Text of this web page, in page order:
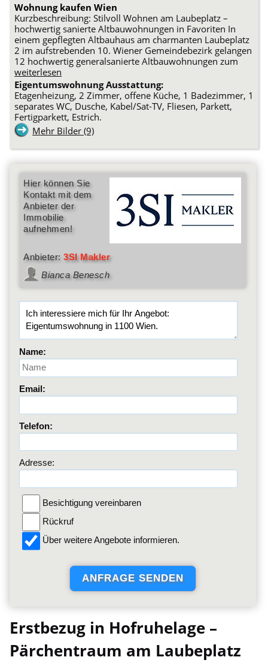
Wohnung kaufen Wien
Kurzbeschreibung: Stilvoll Wohnen am Laubeplatz –
hochwertig sanierte Altbauwohnungen in Favoriten In
einem gepflegten Altbauhaus am charmanten Laubeplatz
2 im aufstrebenden 10. Wiener Gemeindebezirk gelangen
12 hochwertig generalsanierte Altbauwohnungen zum
weiterlesen
Eigentumswohnung Ausstattung:
Etagenheizung, 2 Zimmer, offene Küche, 1 Badezimmer, 1
separates WC, Dusche, Kabel/Sat-TV, Fliesen, Parkett,
Fertigparkett, Estrich.
Mehr Bilder (9)
Hier können Sie
Kontakt mit dem
Anbieter der
Immobilie
aufnehmen!
Anbieter:3SI Makler
Bianca Benesch
Name:
Email:
Telefon:
Adresse:
Besichtigung vereinbaren
Rückruf
Über weitere Angebote informieren.
Erstbezug in Hofruhelage –
Pärchentraum am Laubeplatz